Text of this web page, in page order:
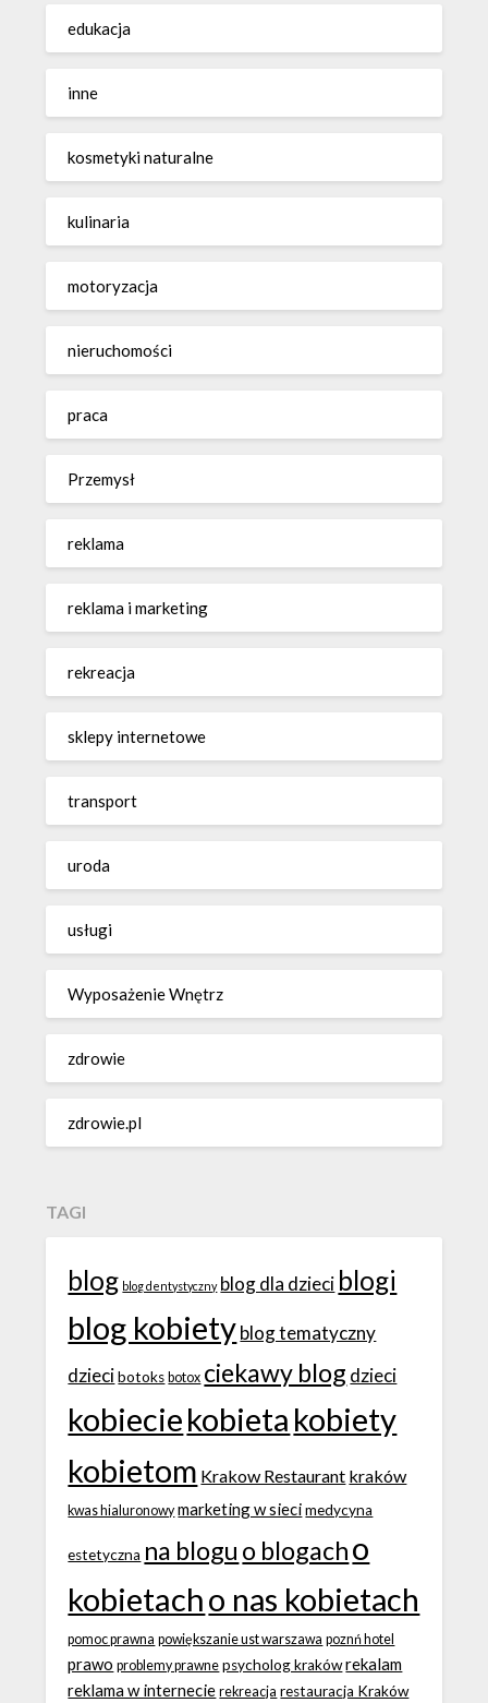
edukacja
inne
kosmetyki naturalne
kulinaria
motoryzacja
nieruchomości
praca
Przemysł
reklama
reklama i marketing
rekreacja
sklepy internetowe
transport
uroda
usługi
Wyposażenie Wnętrz
zdrowie
zdrowie.pl
TAGI
blog blog dentystyczny blog dla dzieci blogi
blog kobietyblog tematyczny
dzieci botoks botox ciekawy blog dzieci
kobieciekobieta kobiety
kobietom Krakow Restaurant kraków
kwas hialuronowy marketing w sieci medycyna
estetyczna na blogu o blogacho
kobietacho nas kobietach
pomoc prawna powiększanie ust warszawa poznń hotel
prawo problemy prawne psycholog krakówrekalam
reklama w internecie rekreacja restauracja Kraków